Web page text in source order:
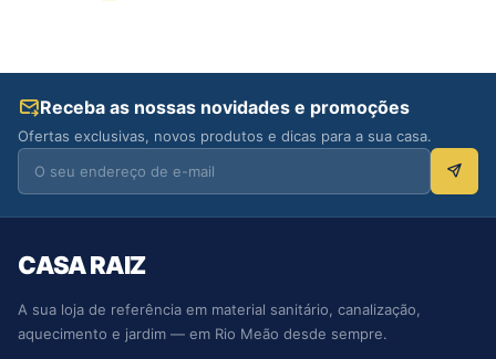
Receba as nossas novidades e promoções
Ofertas exclusivas, novos produtos e dicas para a sua casa.
CASA RAIZ
A sua loja de referência em material sanitário, canalização,
aquecimento e jardim — em Rio Meão desde sempre.